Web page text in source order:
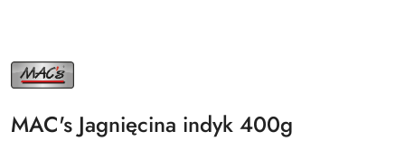
NAZWA
PRODUCENTA:
MAC'S
MAC's Jagnięcina indyk 400g